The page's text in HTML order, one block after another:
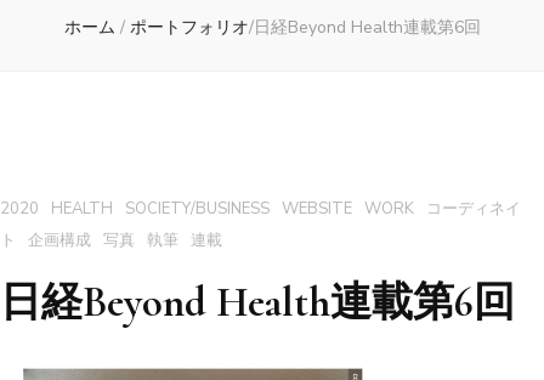
ホーム / ポートフォリオ/日経Beyond Health連載第6回
2020 HEALTH SOCIETY/BUSINESS WEBSITE WORK
コーディネイ
ト
企画構成 写真 執筆 連載
日経Beyond Health連載第6回